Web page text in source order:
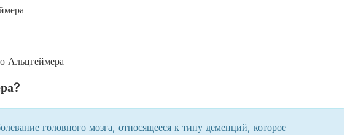
Альцгеймера
головного мозга, относящееся к типу деменций, которое